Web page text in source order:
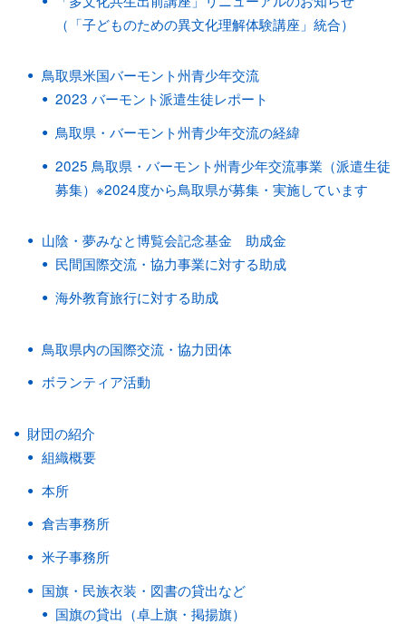
（「子どものための異文化理解体験講座」統合）
鳥取県米国バーモント州青少年交流
2023 バーモント派遣生徒レポート
鳥取県・バーモント州青少年交流の経緯
2025 鳥取県・バーモント州青少年交流事業（派遣生徒
募集）※2024度から鳥取県が募集・実施しています
山陰・夢みなと博覧会記念基金 助成金
民間国際交流・協力事業に対する助成
海外教育旅行に対する助成
鳥取県内の国際交流・協力団体
ボランティア活動
財団の紹介
組織概要
本所
倉吉事務所
米子事務所
国旗・民族衣装・図書の貸出など
国旗の貸出（卓上旗・掲揚旗）